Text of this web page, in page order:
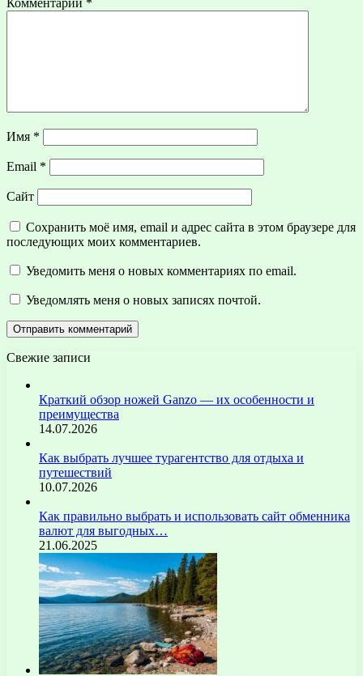
Имя *
Email *
Сайт
Сохранить моё имя, email и адрес сайта в этом браузере для
последующих моих комментариев.
Уведомить меня о новых комментариях по email.
Уведомлять меня о новых записях почтой.
Свежие записи
Краткий обзор ножей Ganzo — их особенности и
преимущества
14.07.2026
Как выбрать лучшее турагентство для отдыха и
путешествий
10.07.2026
Как правильно выбрать и использовать сайт обменника
валют для выгодных…
21.06.2025